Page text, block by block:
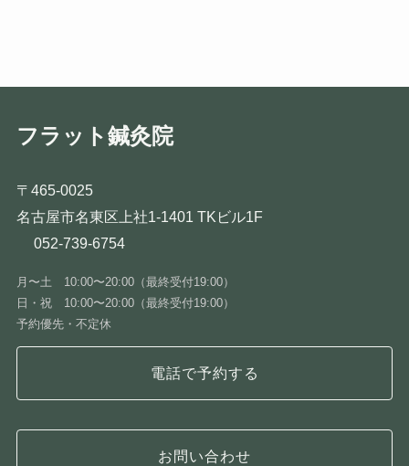
フラット鍼灸院
〒465-0025
名古屋市名東区上社1-1401 TKビル1F
052-739-6754
月〜土 10:00〜20:00（最終受付19:00）
日・祝 10:00〜20:00（最終受付19:00）
予約優先・不定休
電話で予約する
お問い合わせ